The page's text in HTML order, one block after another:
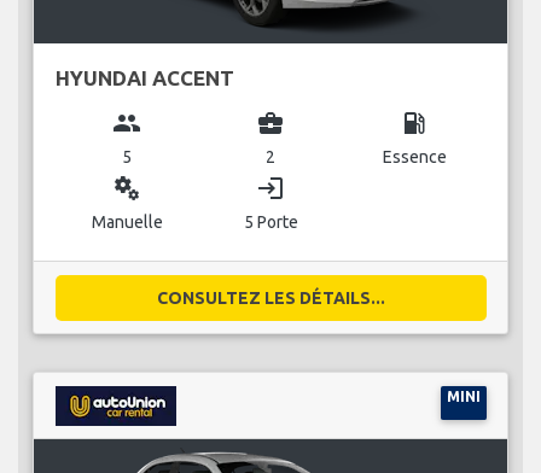
HYUNDAI ACCENT
group
5
business_center
2
local_gas_station
Essence
miscellaneous_services
Manuelle
login
5 Porte
CONSULTEZ LES DÉTAILS...
MINI